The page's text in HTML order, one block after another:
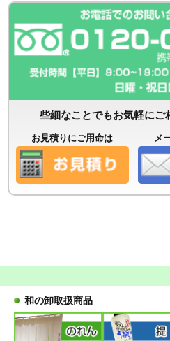
些細なことでもお気軽にご
お見積りにご用命は メ
和の卸取扱商品